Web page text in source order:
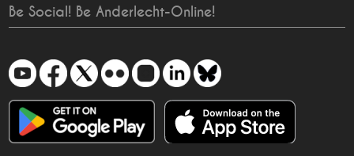
Be Social! Be Anderlecht-Online!